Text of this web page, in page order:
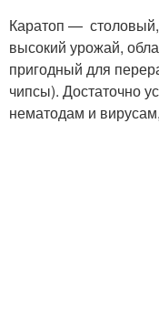
Каратоп —
высокий урожай,
пригодный для
чипсы). Достаточно
нематодам и